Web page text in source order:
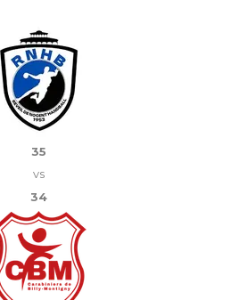
35
vs
34